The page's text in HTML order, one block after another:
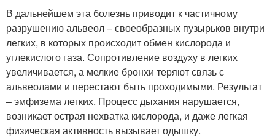
В дальнейшем эта болезнь приводит к частичному
разрушению альвеол – своеобразных пузырьков внутри
легких, в которых происходит обмен кислорода и
углекислого газа. Сопротивление воздуху в легких
увеличивается, а мелкие бронхи теряют связь с
альвеолами и перестают быть проходимыми. Результат
– эмфизема легких. Процесс дыхания нарушается,
возникает острая нехватка кислорода, и даже легкая
физическая активность вызывает одышку.